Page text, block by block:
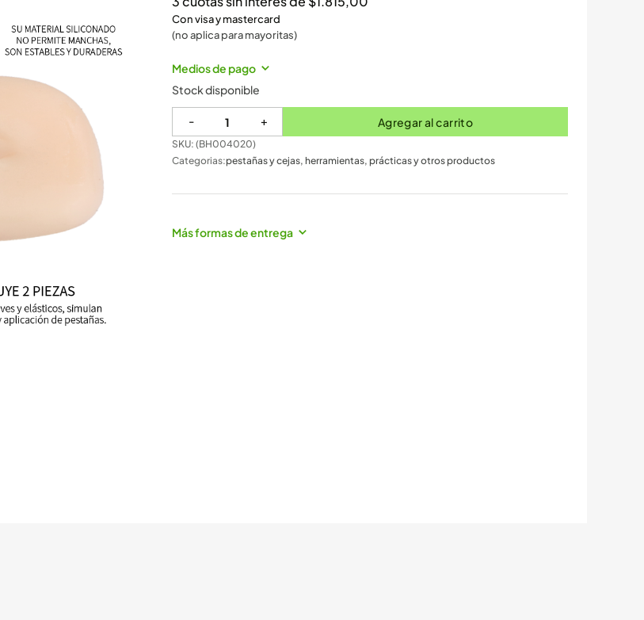
Con visa y mastercard
(no aplica para mayoritas)
Medios de pago
Stock disponible
- + Agregar al carrito
SKU: (BH004020)
Categorias:pestañas y cejas, herramientas, prácticas y otros productos
Más formas de entrega